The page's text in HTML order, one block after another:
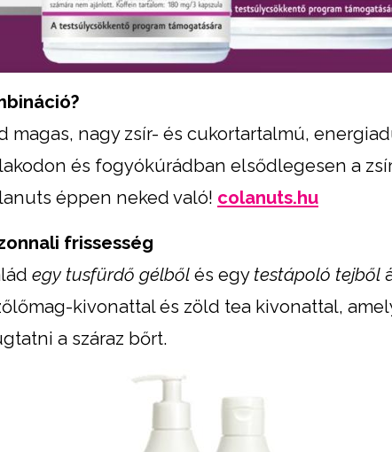
magas, nagy zsír- és cukortartalmú,
és fogyókúrádban elsődlegesen a
éppen neked való! colanuts.hu
frissesség
egy tusfürdő gélből és egy testápoló tejből
kivonattal és zöld tea kivonattal,
a száraz bőrt.